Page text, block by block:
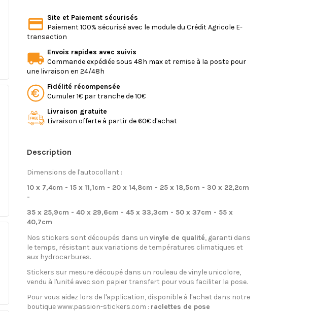
Site et Paiement sécurisés
Paiement 100% sécurisé avec le module du Crédit Agricole E-
transaction
Envois rapides avec suivis
Commande expédiée sous 48h max et remise à la poste pour
une livraison en 24/48h
Fidélité récompensée
Cumuler 1€ par tranche de 10€
Livraison gratuite
Livraison offerte à partir de 60€ d'achat
Description
Dimensions de l'autocollant :
10 x 7,4cm - 15 x 11,1cm - 20 x 14,8cm - 25 x 18,5cm - 30 x 22,2cm
-
35 x 25,9cm - 40 x 29,6cm - 45 x 33,3cm - 50 x 37cm - 55 x
40,7cm
Nos stickers sont découpés dans un vinyle de qualité, garanti dans
le temps, résistant aux variations de températures climatiques et
aux hydrocarbures.
Stickers sur mesure découpé dans un rouleau de vinyle unicolore,
vendu à l'unité avec son papier transfert pour vous faciliter la pose.
Pour vous aidez lors de l'application, disponible à l'achat dans notre
boutique www.passion-stickers.com : raclettes de pose